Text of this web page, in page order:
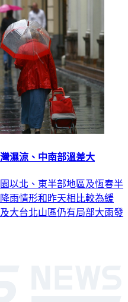
濕涼、中南部溫差大
以北、東半部地區及恆春半
雨情形和昨天相比較為緩
大台北山區仍有局部大雨發